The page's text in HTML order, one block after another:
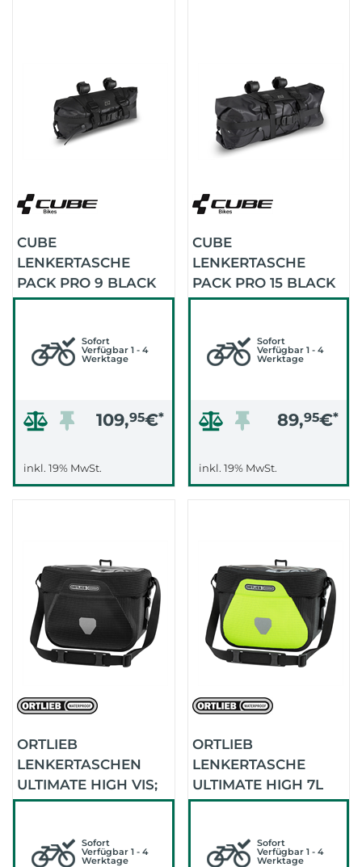
CUBE
LENKERTASCHE
PACK PRO 9 BLACK
Sofort
Verfügbar 1 - 4
Werktage
109,95€*
inkl. 19% MwSt.
CUBE
LENKERTASCHE
PACK PRO 15 BLACK
Sofort
Verfügbar 1 - 4
Werktage
89,95€*
inkl. 19% MwSt.
ORTLIEB
LENKERTASCHEN
ULTIMATE HIGH VIS;
OHNE HALTER
Sofort
Verfügbar 1 - 4
Werktage
ORTLIEB
LENKERTASCHE
ULTIMATE HIGH 7L
OHNE HALTER
BLACK REFELX)
Sofort
Verfügbar 1 - 4
Werktage